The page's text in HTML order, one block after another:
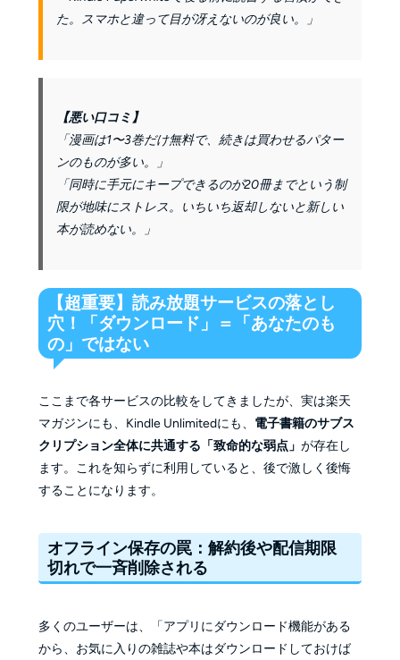
た。スマホと違って目が冴えないのが良い。」
【悪い口コミ】
「漫画は1〜3巻だけ無料で、続きは買わせるパター
ンのものが多い。」
「同時に手元にキープできるのが20冊までという制
限が地味にストレス。いちいち返却しないと新しい
本が読めない。」
【超重要】読み放題サービスの落とし
穴！「ダウンロード」＝「あなたのも
の」ではない
ここまで各サービスの比較をしてきましたが、実は楽天
マガジンにも、Kindle Unlimitedにも、
電子書籍のサブス
クリプション全体に共通する「致命的な弱点」 が存在し
ます。これを知らずに利用していると、後で激しく後悔
することになります。
オフライン保存の罠：解約後や配信期限
切れで一斉削除される
多くのユーザーは、「アプリにダウンロード機能がある
から、お気に入りの雑誌や本はダウンロードしておけば